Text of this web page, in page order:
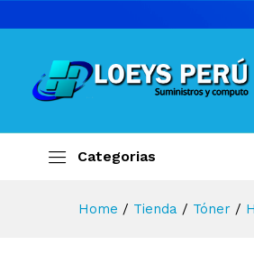
Categorias
Home / Tienda / Tóner /
Descripción